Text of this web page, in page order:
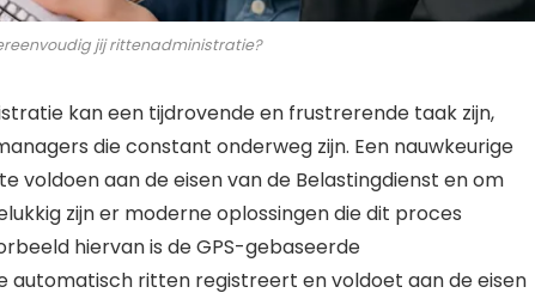
jij rittenadministratie?
kan een tijdrovende en frustrerende taak zijn,
die constant onderweg zijn. Een nauwkeurige
voldoen aan de eisen van de Belastingdienst en om
zijn er moderne oplossingen die dit proces
hiervan is de GPS-gebaseerde
automatisch ritten registreert en voldoet aan de eisen